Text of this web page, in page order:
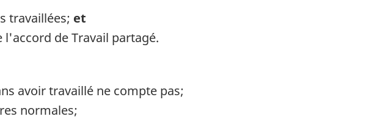
travaillées; et
l'accord de Travail partagé.
avoir travaillé ne compte pas;
normales;